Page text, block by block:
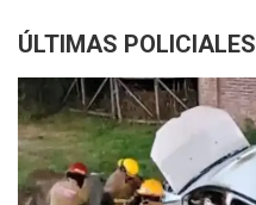
ÚLTIMAS POLICIALES